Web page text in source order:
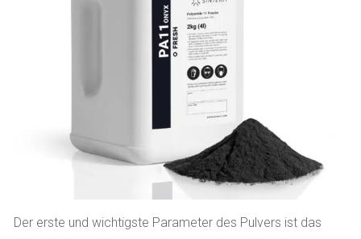
Der erste und wichtigste Parameter des Pulvers ist das